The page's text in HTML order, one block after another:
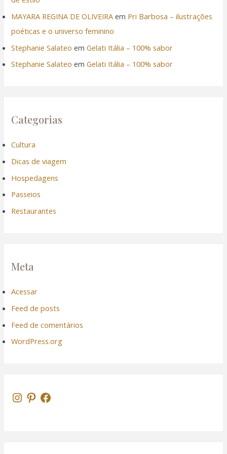
MAYARA REGINA DE OLIVEIRA em Pri Barbosa – ilustrações
poéticas e o universo feminino
Stephanie Salateo emGelati Itália – 100% sabor
Stephanie Salateo emGelati Itália – 100% sabor
Categorias
Cultura
Dicas de viagem
Hospedagens
Passeios
Restaurantes
Meta
Acessar
Feed de posts
Feed de comentários
WordPress.org